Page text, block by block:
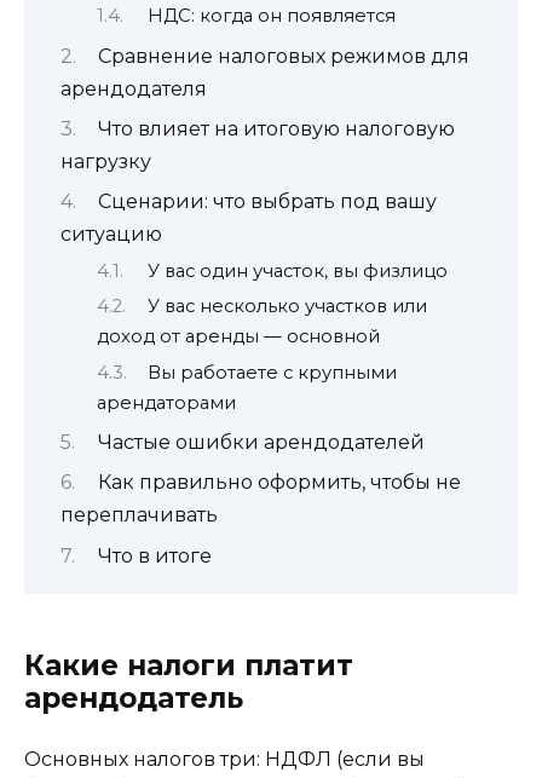
НДС: когда он появляется
Сравнение налоговых режимов для
арендодателя
Что влияет на итоговую налоговую
нагрузку
Сценарии: что выбрать под вашу
ситуацию
У вас один участок, вы физлицо
У вас несколько участков или
доход от аренды — основной
Вы работаете с крупными
арендаторами
Частые ошибки арендодателей
Как правильно оформить, чтобы не
переплачивать
Что в итоге
Какие налоги платит
арендодатель
Основных налогов три: НДФЛ (если вы